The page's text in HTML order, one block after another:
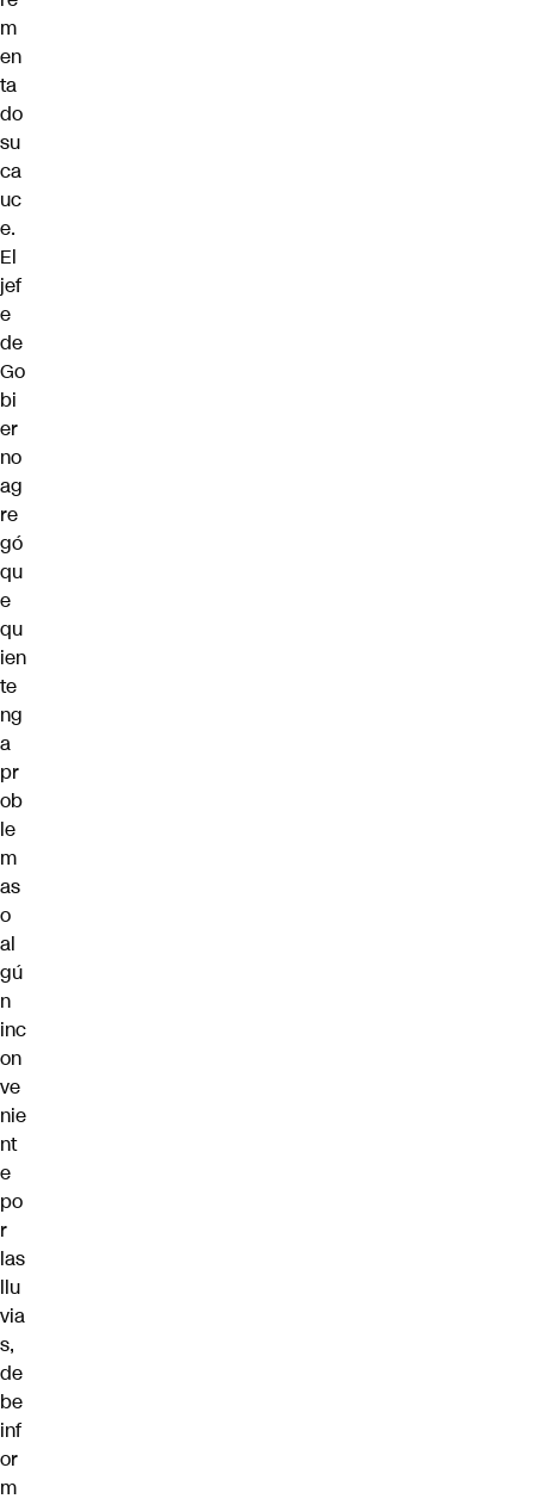
m
en
ta
do
su
ca
uc
e.
El
jef
e
de
Go
bi
er
no
ag
re
gó
qu
e
qu
ien
te
ng
a
pr
ob
le
m
as
o
al
gú
n
inc
on
ve
nie
nt
e
po
r
las
llu
via
s,
de
be
inf
or
m